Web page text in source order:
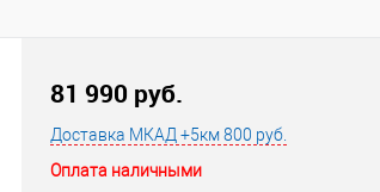
81 990 руб.
Доставка МКАД +5км 800 руб.
Оплата наличными